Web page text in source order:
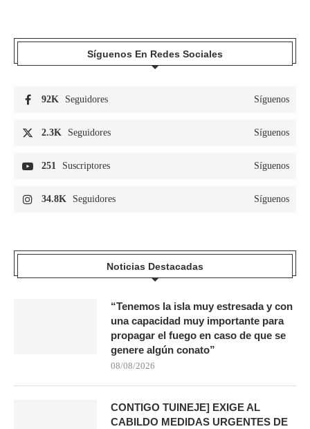
Síguenos En Redes Sociales
92K Seguidores Síguenos
2.3K Seguidores Síguenos
251 Suscriptores Síguenos
34.8K Seguidores Síguenos
Noticias Destacadas
“Tenemos la isla muy estresada y con
una capacidad muy importante para
propagar el fuego en caso de que se
genere algún conato”
08/08/2026
CONTIGO TUINEJE] EXIGE AL
CABILDO MEDIDAS URGENTES DE